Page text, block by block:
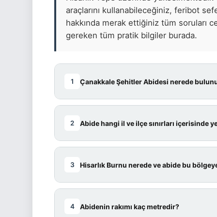
araçlarını kullanabileceğiniz, feribot
hakkında merak ettiğiniz tüm soruları
gereken tüm pratik bilgiler burada.
1 Çanakkale Şehitler Abidesi nerede
Yarımadası Tarihi Milli Parkı
Tepeüzerindedir. Deniz
2 Abide hangi il ve ilçe sınırları içerisinde
konumdadır. Gelibolu Yarımadası
alanıdır.
📚 KAYNAK: KÜLTÜR PORTALI
3 Hisarlık Burnu nerede ve abide bu
Avrupa yakasındaki girişinde yer
4 Abidenin rakımı kaç metredir?